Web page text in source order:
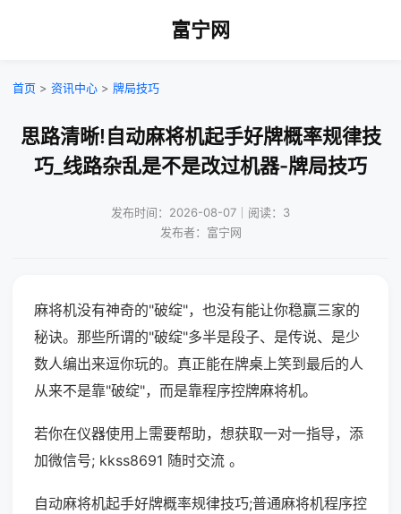
富宁网
首页 > 资讯中心 > 牌局技巧
思路清晰!自动麻将机起手好牌概率规律技
巧_线路杂乱是不是改过机器-牌局技巧
发布时间：2026-08-07｜阅读：3
发布者：富宁网
麻将机没有神奇的"破绽"，也没有能让你稳赢三家的
秘诀。那些所谓的"破绽"多半是段子、是传说、是少
数人编出来逗你玩的。真正能在牌桌上笑到最后的人
从来不是靠"破绽"，而是靠程序控牌麻将机。
若你在仪器使用上需要帮助，想获取一对一指导，添
加微信号; kkss8691 随时交流 。
自动麻将机起手好牌概率规律技巧;普通麻将机程序控